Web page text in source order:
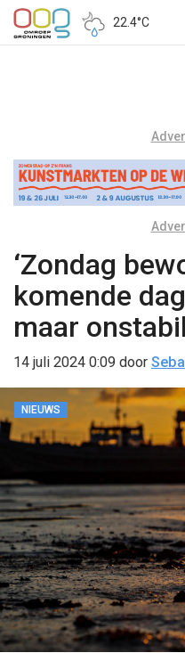
22.4°C
‘Zondag
komende
maar
14 juli 2024 0:09 door
NIEUWS